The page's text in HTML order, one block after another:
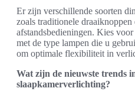
Er zijn verschillende soorten
zoals traditionele draaiknoppen
afstandsbedieningen. Kies
met de type lampen die u
om optimale flexibiliteit in
Wat zijn de nieuwste trends
slaapkamerverlichting?